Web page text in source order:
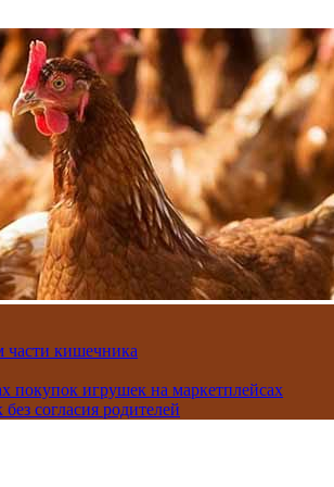
части кишечника
покупок игрушек на маркетплейсах
согласия родителей